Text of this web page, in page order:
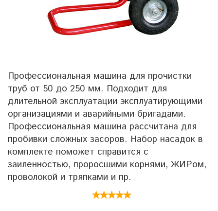
Профессиональная машина для прочистки
труб от 50 до 250 мм. Подходит для
длительной эксплуатации эксплуатирующими
организациями и аварийными бригадами.
Профессиональная машина рассчитана для
пробивки сложных засоров. Набор насадок в
комплекте поможет справится с
заиленностью, проросшими корнями, ЖИРом,
проволокой и тряпками и пр.